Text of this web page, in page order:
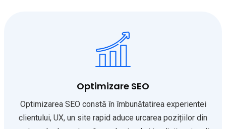
Optimizare SEO
Optimizarea SEO constă în îmbunătatirea experientei
clientului, UX, un site rapid aduce urcarea pozițiilor din